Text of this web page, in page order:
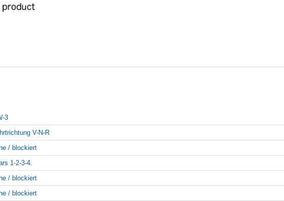
3
V-N-R
/ blockiert
1-2-3-4.
/ blockiert
/ blockiert